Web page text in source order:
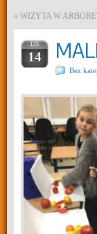
« WIZYTA W
LIS
14
Bez